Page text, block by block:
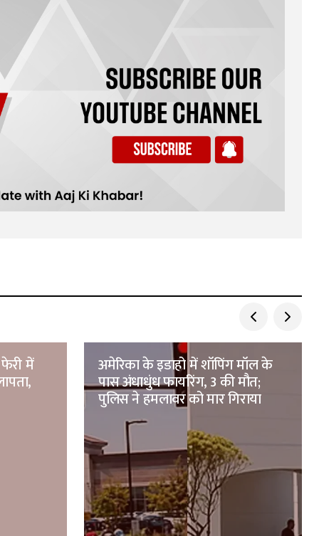
में अमेरिका के इडाहो में शॉपिंग मॉल के
पास अंधाधुंध फायरिंग, 3 की मौत;
पुलिस ने हमलावर को मार गिराया